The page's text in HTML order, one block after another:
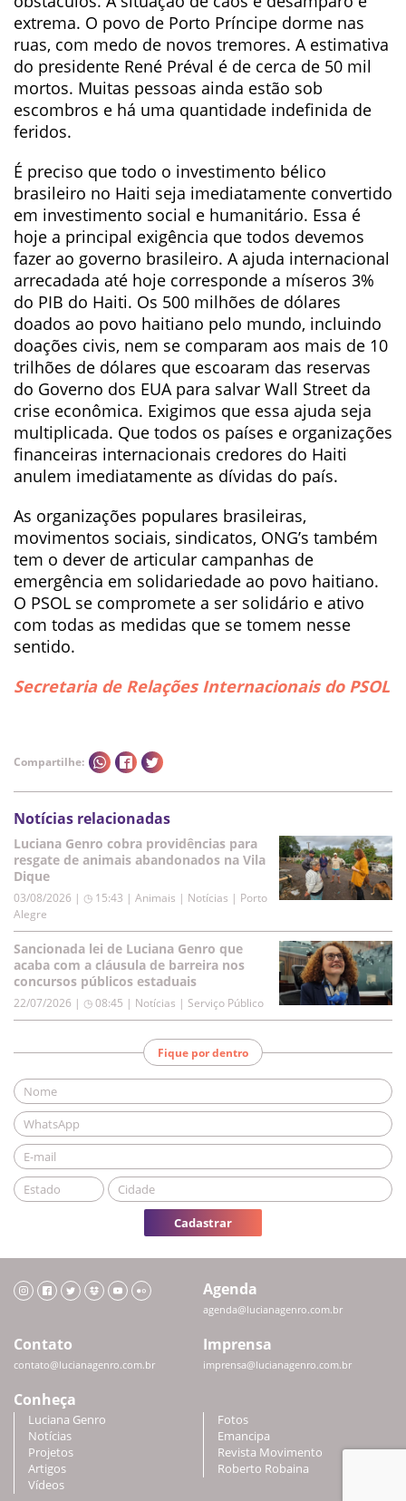
extrema. O povo de Porto Príncipe dorme nas
ruas, com medo de novos tremores. A estimativa
do presidente René Préval é de cerca de 50 mil
mortos. Muitas pessoas ainda estão sob
escombros e há uma quantidade indefinida de
feridos.
É preciso que todo o investimento bélico
brasileiro no Haiti seja imediatamente convertido
em investimento social e humanitário. Essa é
hoje a principal exigência que todos devemos
fazer ao governo brasileiro. A ajuda internacional
arrecadada até hoje corresponde a míseros 3%
do PIB do Haiti. Os 500 milhões de dólares
doados ao povo haitiano pelo mundo, incluindo
doações civis, nem se comparam aos mais de 10
trilhões de dólares que escoaram das reservas
do Governo dos EUA para salvar Wall Street da
crise econômica. Exigimos que essa ajuda seja
multiplicada. Que todos os países e organizações
financeiras internacionais credores do Haiti
anulem imediatamente as dívidas do país.
As organizações populares brasileiras,
movimentos sociais, sindicatos, ONG’s também
tem o dever de articular campanhas de
emergência em solidariedade ao povo haitiano.
O PSOL se compromete a ser solidário e ativo
com todas as medidas que se tomem nesse
sentido.
Secretaria de Relações Internacionais do PSOL
Compartilhe:
Notícias relacionadas
Luciana Genro cobra providências para
resgate de animais abandonados na Vila
Dique
03/08/2026 | ◷ 15:43 | Animais | Notícias | Porto
Alegre
Sancionada lei de Luciana Genro que
acaba com a cláusula de barreira nos
concursos públicos estaduais
22/07/2026 | ◷ 08:45 | Notícias | Serviço Público
Fique por dentro
Cadastrar
Agenda
agenda@lucianagenro.com.br
Contato
contato@lucianagenro.com.br
Imprensa
imprensa@lucianagenro.com.br
Conheça
Luciana Genro
Notícias
Projetos
Artigos
Vídeos
Fotos
Emancipa
Revista Movimento
Roberto Robaina